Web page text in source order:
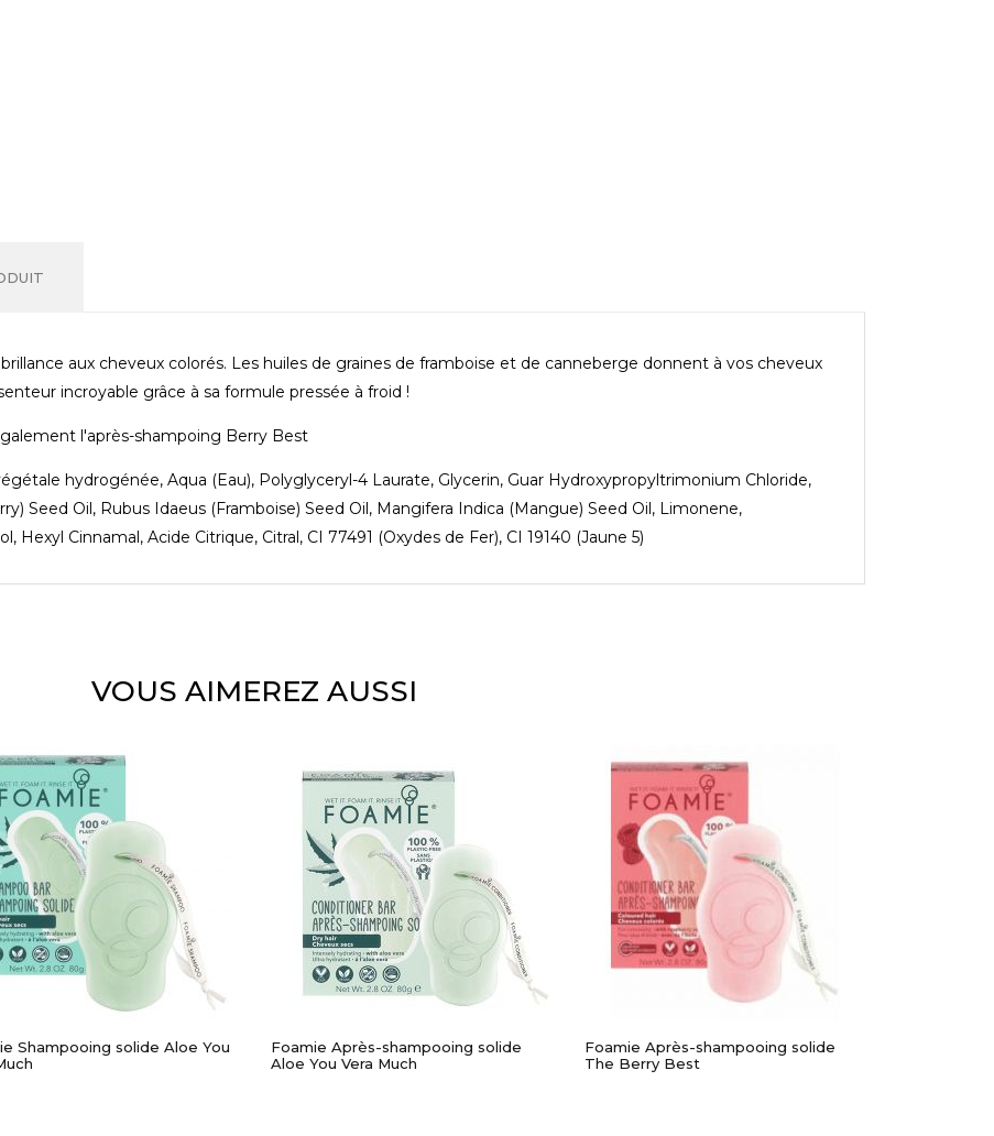
aux cheveux colorés. Les huiles de graines de framboise et de canneberge donnent à vos cheveux
incroyable grâce à sa formule pressée à froid !
l'après-shampoing Berry Best
hydrogénée, Aqua (Eau), Polyglyceryl-4 Laurate, Glycerin, Guar Hydroxypropyltrimonium Chloride,
Seed Oil, Rubus Idaeus (Framboise) Seed Oil, Mangifera Indica (Mangue) Seed Oil, Limonene,
Cinnamal, Acide Citrique, Citral, CI 77491 (Oxydes de Fer), CI 19140 (Jaune 5)
VOUS AIMEREZ AUSSI
APERÇU RAPIDE
Shampooing solide Aloe You
APERÇU RAPIDE
Foamie Après-shampooing solide
Aloe You Vera Much
Foamie Après-shampooing solide
The Berry Best